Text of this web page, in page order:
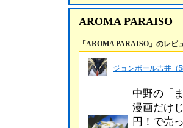
AROMA PARAISO
「AROMA PARAISO」のレビ
ジョンポール吉井（
中野の「
漫画だけ
円！で売